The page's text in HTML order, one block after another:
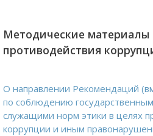
Методические материалы
противодействия
О направлении Рекомендаций
по соблюдению
служащими норм этики в целях
коррупции и иным